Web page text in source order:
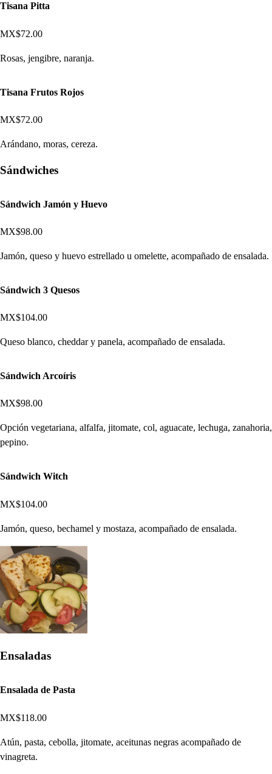
Tisana Pitta
MX$72.00
Rosas, jengibre, naranja.
Tisana Frutos Rojos
MX$72.00
Arándano, moras, cereza.
Sándwiches
Sándwich Jamón y Huevo
MX$98.00
Jamón, queso y huevo estrellado u omelette, acompañado de ensalada.
Sándwich 3 Quesos
MX$104.00
Queso blanco, cheddar y panela, acompañado de ensalada.
Sándwich Arcoíris
MX$98.00
Opción vegetariana, alfalfa, jitomate, col, aguacate, lechuga, zanahoria,
pepino.
Sándwich Witch
MX$104.00
Jamón, queso, bechamel y mostaza, acompañado de ensalada.
Ensaladas
Ensalada de Pasta
MX$118.00
Atún, pasta, cebolla, jitomate, aceitunas negras acompañado de
vinagreta.